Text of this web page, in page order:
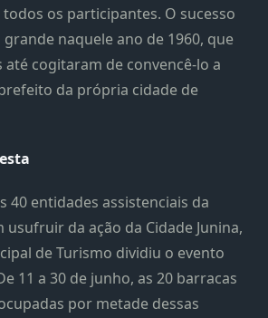
os participantes. O sucesso
naquele ano de 1960, que
até cogitaram de convencê-lo a
da própria cidade de
40 entidades assistenciais da
usufruir da ação da Cidade Junina,
de Turismo dividiu o evento
11 a 30 de junho, as 20 barracas
por metade dessas